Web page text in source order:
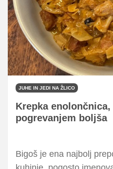
JUHE IN JEDI NA ŽLICO
Krepka
pogrevanjem boljša
Bigoš je ena najbolj